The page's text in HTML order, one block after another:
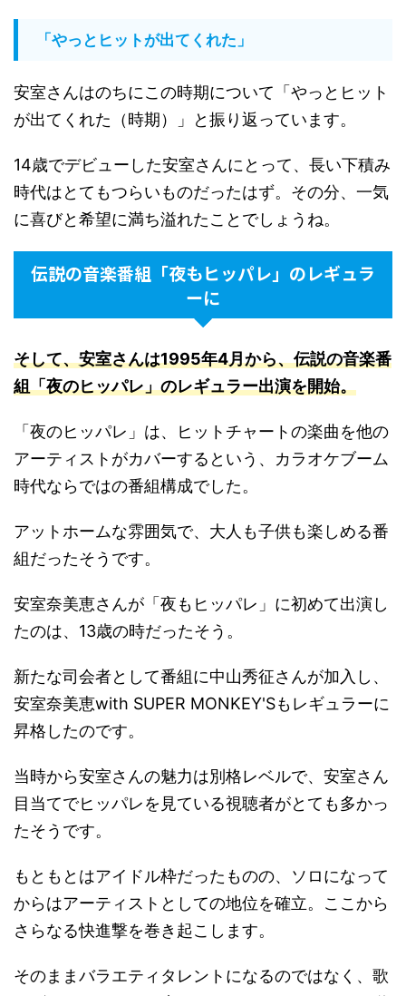
「やっとヒットが出てくれた」
安室さんはのちにこの時期について「やっとヒット
が出てくれた（時期）」と振り返っています。
14歳でデビューした安室さんにとって、長い下積み
時代はとてもつらいものだったはず。その分、一気
に喜びと希望に満ち溢れたことでしょうね。
伝説の音楽番組「夜もヒッパレ」のレギュラ
ーに
そして、安室さんは1995年4月から、伝説の音楽番
組「夜のヒッパレ」のレギュラー出演を開始。
「夜のヒッパレ」は、ヒットチャートの楽曲を他の
アーティストがカバーするという、カラオケブーム
時代ならではの番組構成でした。
アットホームな雰囲気で、大人も子供も楽しめる番
組だったそうです。
安室奈美恵さんが「夜もヒッパレ」に初めて出演し
たのは、13歳の時だったそう。
新たな司会者として番組に中山秀征さんが加入し、
安室奈美恵with SUPER MONKEY'Sもレギュラーに
昇格したのです。
当時から安室さんの魅力は別格レベルで、安室さん
目当てでヒッパレを見ている視聴者がとても多かっ
たそうです。
もともとはアイドル枠だったものの、ソロになって
からはアーティストとしての地位を確立。ここから
さらなる快進撃を巻き起こします。
そのままバラエティタレントになるのではなく、歌